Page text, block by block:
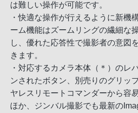
は難しい操作が可能です。
・快適な操作が行えるように新機
ーム機能はズームリングの繊細な
し、優れた応答性で撮影者の意図
きます。
・対応するカメラ本体（＊）のレ
ンされたボタン、別売りのグリッ
ヤレスリモートコマンダーから容
ほか、ジンバル撮影でも最新の